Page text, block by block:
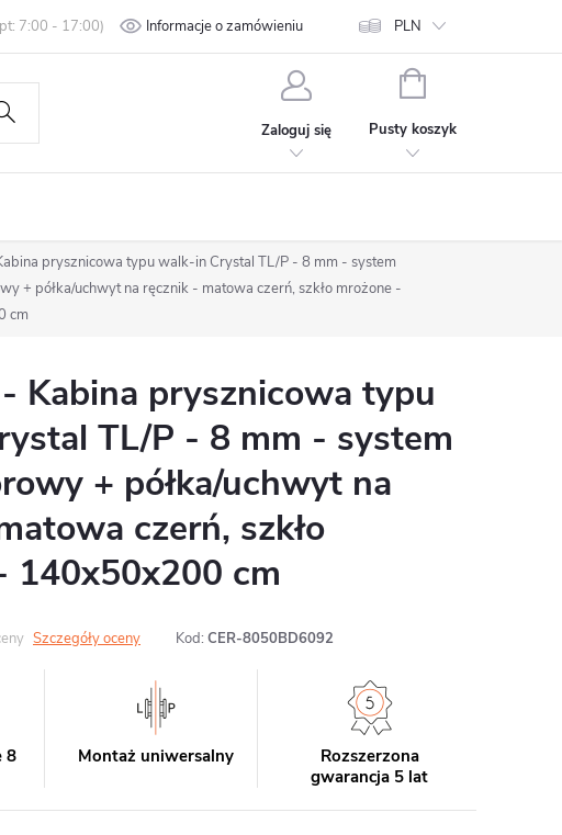
Regulamin Polityka prywatności Kontakt
Informacje o zamówieniu PLN
Zaloguj się
KOSZYK
Pusty koszyk
prysznicowa typu walk-in Crystal TL/P - 8 mm - system
+ półka/uchwyt na ręcznik - matowa czerń, szkło mrożone -
cm
Kabina prysznicowa typu
TL/P - 8 mm - system
+ półka/uchwyt na
czerń, szkło
140x50x200 cm
Szczegóły oceny Kod: CER-8050BD6092
8
Montaż uniwersalny
Rozszerzona
gwarancja 5 lat